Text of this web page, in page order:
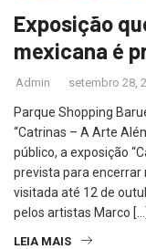
Exposição
mexicana é
Admin setembro 28,
Parque Shopping
“Catrinas – A Arte
público, a exposição
prevista para encerrar
visitada até 12 de
pelos artistas Marco […]
LEIA MAIS